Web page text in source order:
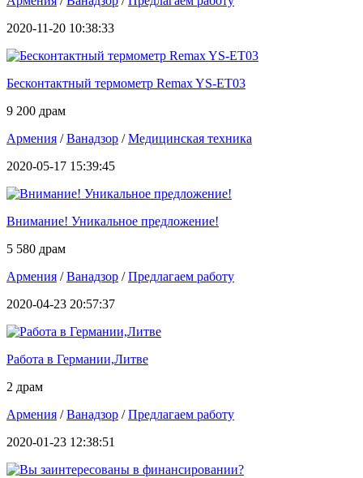
2020-11-20 10:38:33
Бесконтактный термометр Remax YS-ET03
9 200 драм
Армения /Ванадзор /Медицинская техника
2020-05-17 15:39:45
Внимание! Уникальное предложение!
5 580 драм
Армения /Ванадзор /Предлагаем работу
2020-04-23 20:57:37
Работа в Германии,Литве
2 драм
Армения /Ванадзор /Предлагаем работу
2020-01-23 12:38:51